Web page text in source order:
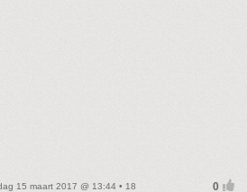
15 maart 2017 @ 13:44 • 18